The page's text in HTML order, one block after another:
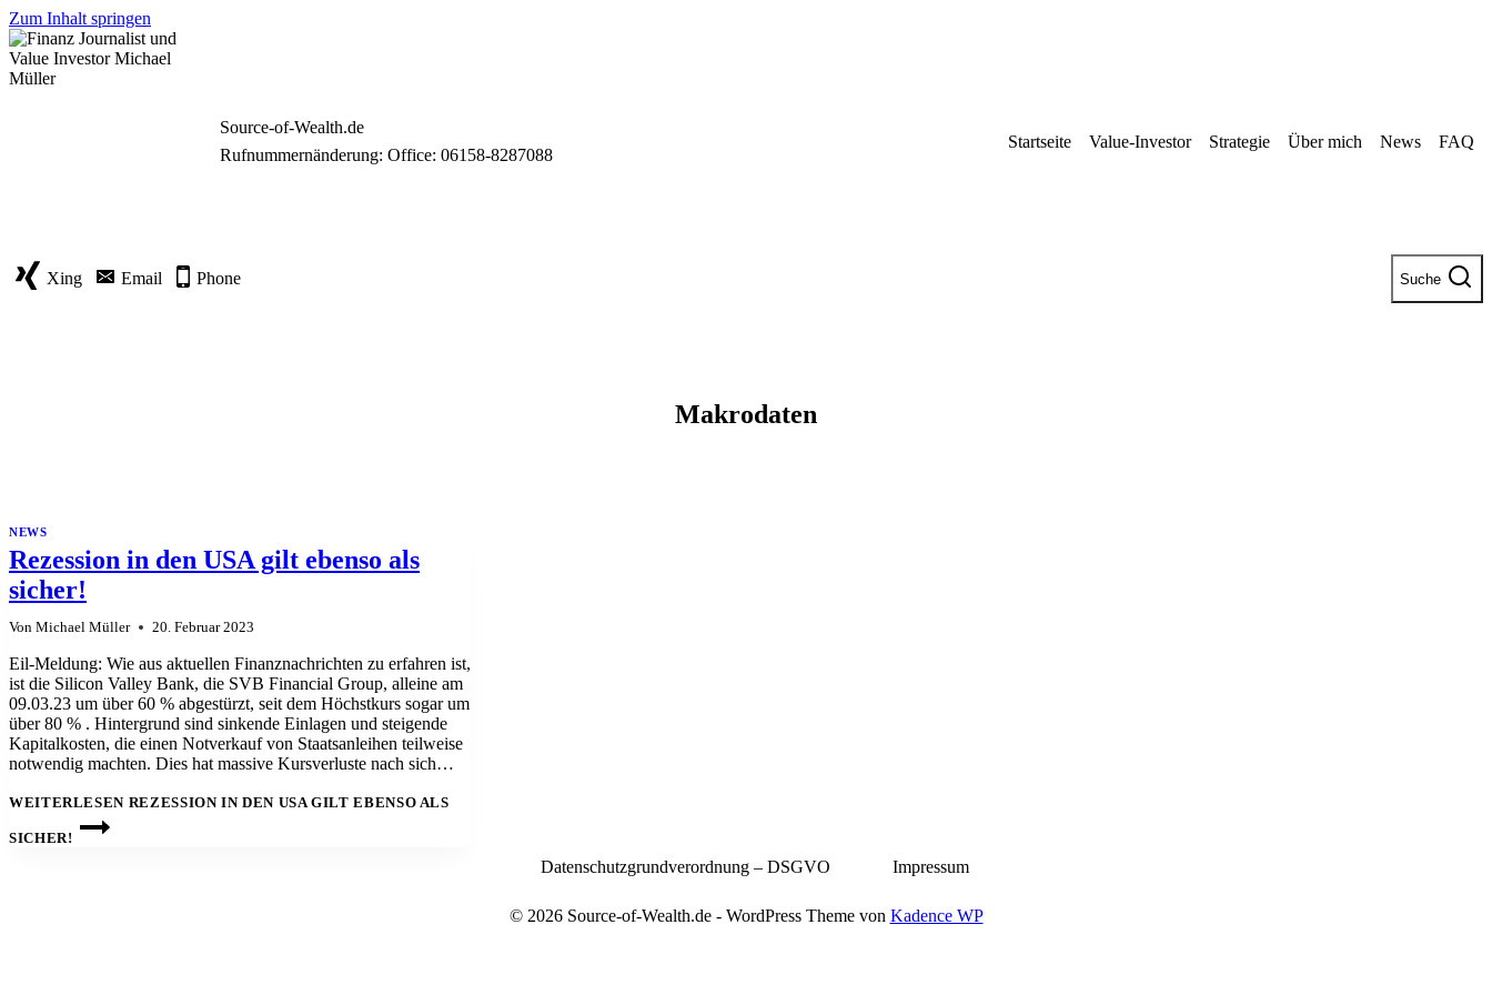
Zum Inhalt springen
Source-of-Wealth.de
Rufnummernänderung: Office: 06158-8287088
Startseite Value-Investor Strategie Über mich News FAQ
Xing Email Phone Suche
Makrodaten
NEWS
Rezession in den USA gilt ebenso als
sicher!
Von Michael Müller 20. Februar 2023
Eil-Meldung: Wie aus aktuellen Finanznachrichten zu erfahren ist,
ist die Silicon Valley Bank, die SVB Financial Group, alleine am
09.03.23 um über 60 % abgestürzt, seit dem Höchstkurs sogar um
über 80 % . Hintergrund sind sinkende Einlagen und steigende
Kapitalkosten, die einen Notverkauf von Staatsanleihen teilweise
notwendig machten. Dies hat massive Kursverluste nach sich…
WEITERLESEN REZESSION IN DEN USA GILT EBENSO ALS
SICHER!
Datenschutzgrundverordnung – DSGVO Impressum
© 2026 Source-of-Wealth.de - WordPress Theme von Kadence WP